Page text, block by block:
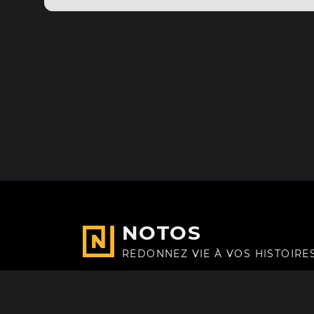
NOTOS
REDONNEZ VIE À VOS